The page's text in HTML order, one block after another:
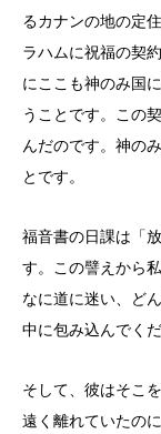
るカナンの地の定
ラハムに祝福の契
にここも神のみ国
うことです。この
んだのです。神の
とです。
福音書の日課は「
す。この譬えから
なに道に迷い、ど
中に包み込んでく
そして、彼はそこ
遠く離れていたの